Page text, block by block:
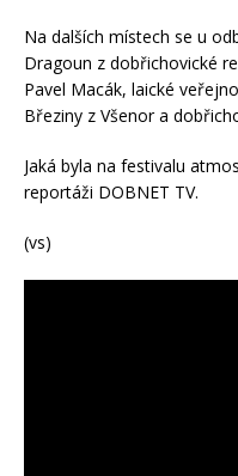
Na dalších místech se u
Dragoun z dobřichovické
Pavel Macák, laické
Březiny z Všenor a
Jaká byla na festivalu
reportáži DOBNET TV.
(vs)